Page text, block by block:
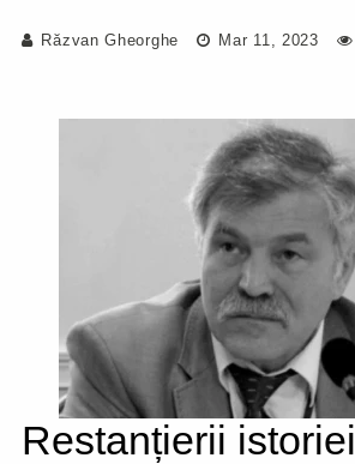
Răzvan Gheorghe Mar 11, 2023
Restanțierii istoriei